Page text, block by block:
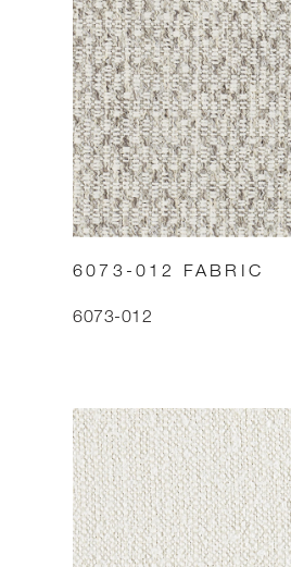
6073-012 FABRIC
6073-012